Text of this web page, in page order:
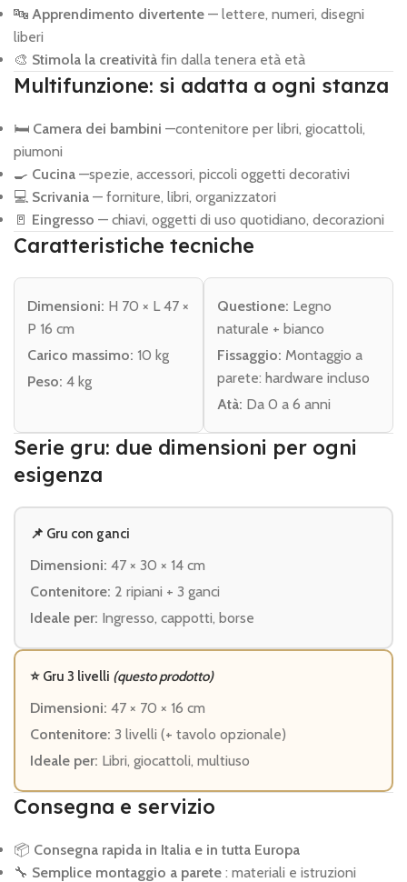
🔤 Apprendimento divertente — lettere, numeri, disegni
liberi
🎨 Stimola la creatività fin dalla tenera età età
Multifunzione: si adatta a ogni stanza
🛏️ Camera dei bambini —contenitore per libri, giocattoli,
piumoni
🍳 Cucina —spezie, accessori, piccoli oggetti decorativi
💻 Scrivania — forniture, libri, organizzatori
🚪 Eingresso — chiavi, oggetti di uso quotidiano, decorazioni
Caratteristiche tecniche
Dimensioni: H 70 × L 47 ×
P 16 cm
Carico massimo: 10 kg
Peso: 4 kg
Questione: Legno
naturale + bianco
Fissaggio: Montaggio a
parete: hardware incluso
Atà: Da 0 a 6 anni
Serie gru: due dimensioni per ogni
esigenza
📌 Gru con ganci
Dimensioni: 47 × 30 × 14 cm
Contenitore: 2 ripiani + 3 ganci
Ideale per: Ingresso, cappotti, borse
⭐ Gru 3 livelli (questo prodotto)
Dimensioni: 47 × 70 × 16 cm
Contenitore: 3 livelli (+ tavolo opzionale)
Ideale per: Libri, giocattoli, multiuso
Consegna e servizio
📦 Consegna rapida in Italia e in tutta Europa
🔧 Semplice montaggio a parete : materiali e istruzioni